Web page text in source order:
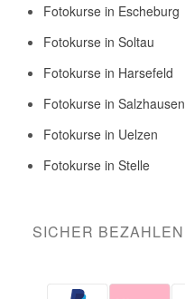
Fotokurse in Escheburg
Fotokurse in Soltau
Fotokurse in Harsefeld
Fotokurse in Salzhausen
Fotokurse in Uelzen
Fotokurse in Stelle
SICHER BEZAHLEN